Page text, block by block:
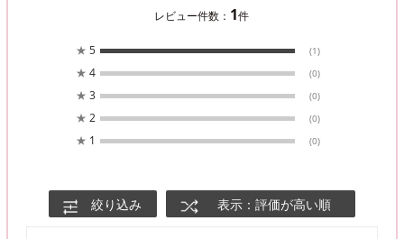
レビュー件数： 1件
★ 5 (1)
★ 4 (0)
★ 3 (0)
★ 2 (0)
★ 1 (0)
絞り込み 表示：評価が高い順